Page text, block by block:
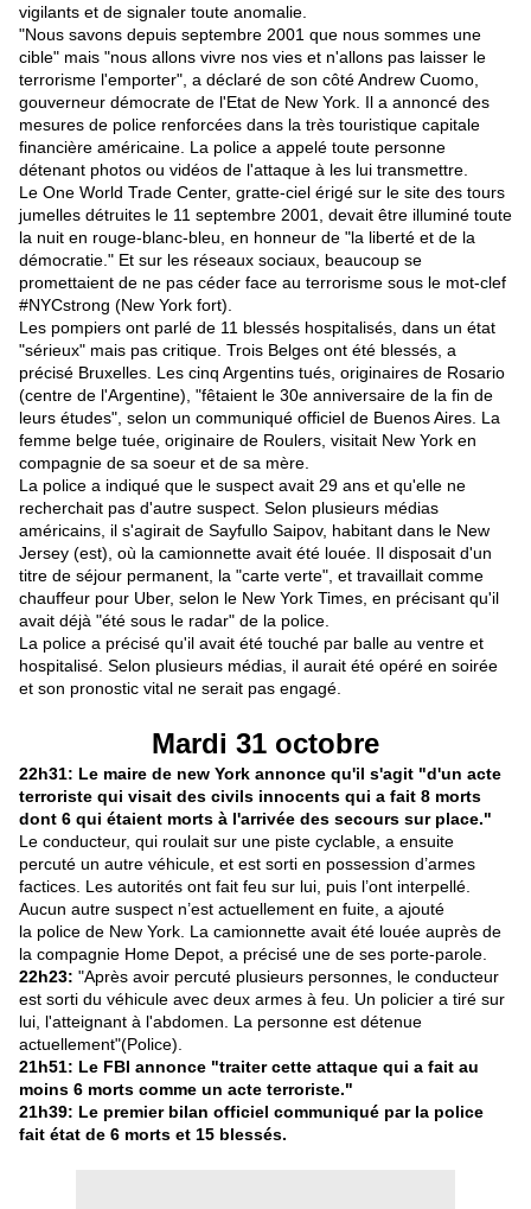
vigilants et de signaler toute anomalie.
"Nous savons depuis septembre 2001 que nous sommes une
cible" mais "nous allons vivre nos vies et n'allons pas laisser le
terrorisme l'emporter", a déclaré de son côté Andrew Cuomo,
gouverneur démocrate de l'Etat de New York. Il a annoncé des
mesures de police renforcées dans la très touristique capitale
financière américaine. La police a appelé toute personne
détenant photos ou vidéos de l'attaque à les lui transmettre.
Le One World Trade Center, gratte-ciel érigé sur le site des tours
jumelles détruites le 11 septembre 2001, devait être illuminé toute
la nuit en rouge-blanc-bleu, en honneur de "la liberté et de la
démocratie." Et sur les réseaux sociaux, beaucoup se
promettaient de ne pas céder face au terrorisme sous le mot-clef
#NYCstrong (New York fort).
Les pompiers ont parlé de 11 blessés hospitalisés, dans un état
"sérieux" mais pas critique. Trois Belges ont été blessés, a
précisé Bruxelles. Les cinq Argentins tués, originaires de Rosario
(centre de l'Argentine), "fêtaient le 30e anniversaire de la fin de
leurs études", selon un communiqué officiel de Buenos Aires. La
femme belge tuée, originaire de Roulers, visitait New York en
compagnie de sa soeur et de sa mère.
La police a indiqué que le suspect avait 29 ans et qu'elle ne
recherchait pas d'autre suspect. Selon plusieurs médias
américains, il s'agirait de Sayfullo Saipov, habitant dans le New
Jersey (est), où la camionnette avait été louée. Il disposait d'un
titre de séjour permanent, la "carte verte", et travaillait comme
chauffeur pour Uber, selon le New York Times, en précisant qu'il
avait déjà "été sous le radar" de la police.
La police a précisé qu'il avait été touché par balle au ventre et
hospitalisé. Selon plusieurs médias, il aurait été opéré en soirée
et son pronostic vital ne serait pas engagé.
Mardi 31 octobre
22h31: Le maire de new York annonce qu'il s'agit "d'un acte
terroriste qui visait des civils innocents qui a fait 8 morts
dont 6 qui étaient morts à l'arrivée des secours sur place."
Le conducteur, qui roulait sur une piste cyclable, a ensuite
percuté un autre véhicule, et est sorti en possession d’armes
factices. Les autorités ont fait feu sur lui, puis l’ont interpellé.
Aucun autre suspect n’est actuellement en fuite, a ajouté
la police de New York. La camionnette avait été louée auprès de
la compagnie Home Depot, a précisé une de ses porte-parole.
22h23: "Après avoir percuté plusieurs personnes, le conducteur
est sorti du véhicule avec deux armes à feu. Un policier a tiré sur
lui, l'atteignant à l'abdomen. La personne est détenue
actuellement"(Police).
21h51: Le FBI annonce "traiter cette attaque qui a fait au
moins 6 morts comme un acte terroriste."
21h39: Le premier bilan officiel communiqué par la police
fait état de 6 morts et 15 blessés.